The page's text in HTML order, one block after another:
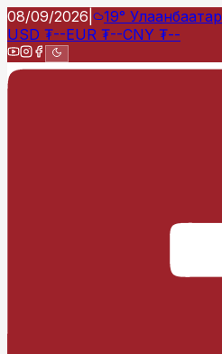
08/09/2026 19° Улаанбаатар
USD ₮--EUR ₮--CNY ₮--